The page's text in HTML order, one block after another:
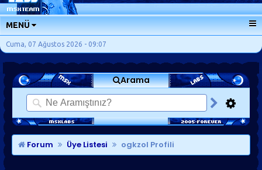
MENÜ
ANA SAYFA
FORUMLAR
SORU-CEVAP
GÜNLÜKLER
SON MESAJLAR
KISAYOLLAR
Cuma, 07 Ağustos 2026 - 09:07
Arama
Forum Üye Listesi ogkzol Profili